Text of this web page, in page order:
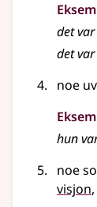
det
det
noe
hun
noe
visjon,